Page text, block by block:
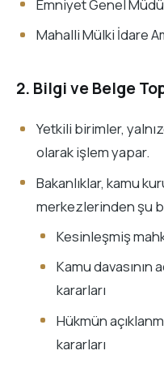
Emniyet Genel
Mahalli Mülki İdare
2. Bilgi ve Belge
Yetkili birimler,
olarak işlem yapar.
Bakanlıklar, kamu
merkezlerinden şu
Kesinleşmiş
Kamu davasının
kararları
Hükmün
kararları